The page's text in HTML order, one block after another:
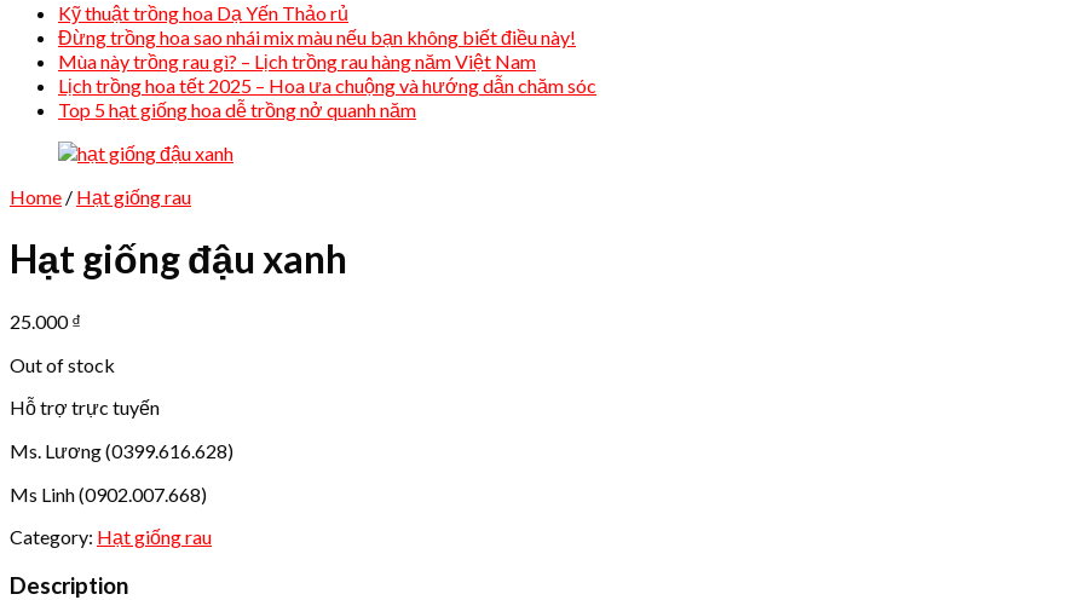
Kỹ thuật trồng hoa Dạ Yến Thảo rủ
Đừng trồng hoa sao nhái mix màu nếu bạn không biết điều này!
Mùa này trồng rau gì? – Lịch trồng rau hàng năm Việt Nam
Lịch trồng hoa tết 2025 – Hoa ưa chuộng và hướng dẫn chăm sóc
Top 5 hạt giống hoa dễ trồng nở quanh năm
Home / Hạt giống rau
Hạt giống đậu xanh
25.000₫
Out of stock
Hỗ trợ trực tuyến
Ms. Lương (0399.616.628)
Ms Linh (0902.007.668)
Category: Hạt giống rau
Description